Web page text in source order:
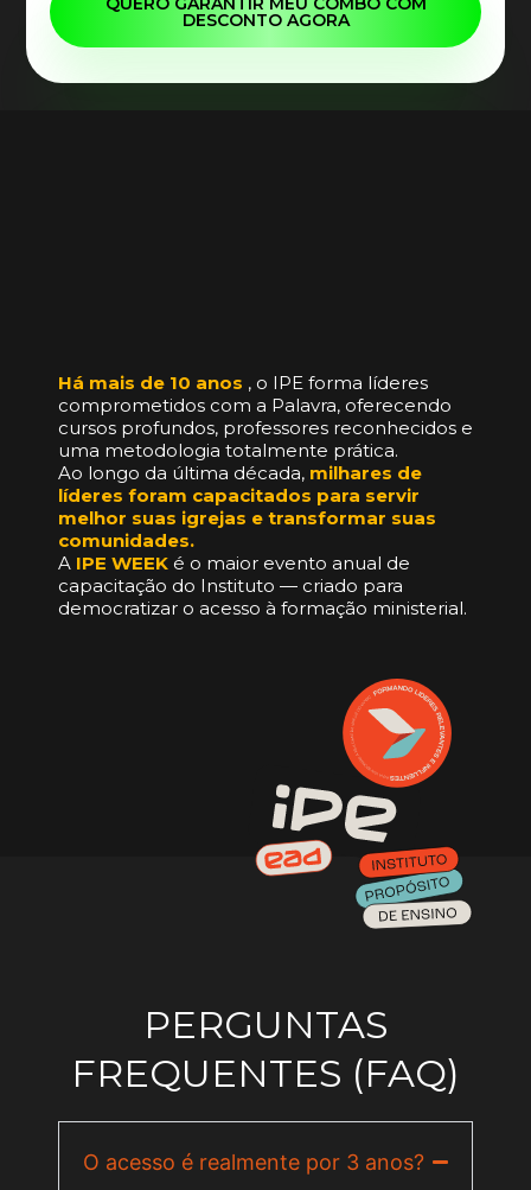
DESCONTO AGORA
Há mais de 10 anos , o IPE forma líderes
comprometidos com a Palavra, oferecendo
cursos profundos, professores reconhecidos e
uma metodologia totalmente prática.
Ao longo da última década, milhares de
líderes foram capacitados para servir
melhor suas igrejas e transformar suas
comunidades.
A IPE WEEK é o maior evento anual de
capacitação do Instituto — criado para
democratizar o acesso à formação ministerial.
PERGUNTAS
FREQUENTES (FAQ)
O acesso é realmente por 3 anos?